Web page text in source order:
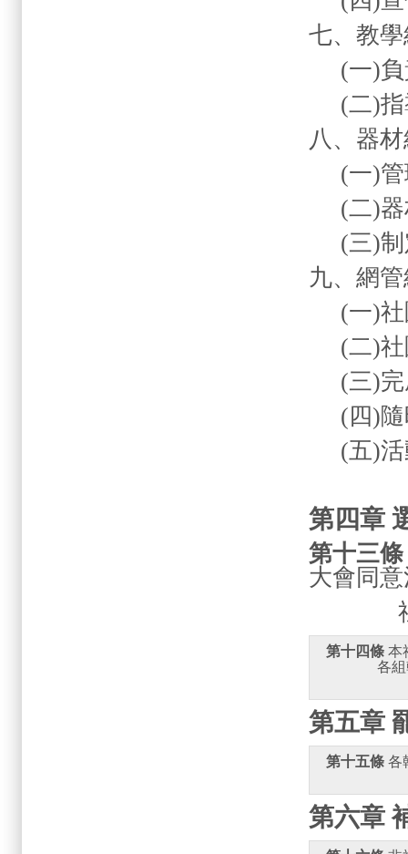
七、教
(一)
(二)
八、器
(一)
(二)
(三)
九、網
(一)
(二)
(三)
(四)
(五)
第四章
第十三條
大會同
第十四條 本
第五章
第十五條 各
第六章